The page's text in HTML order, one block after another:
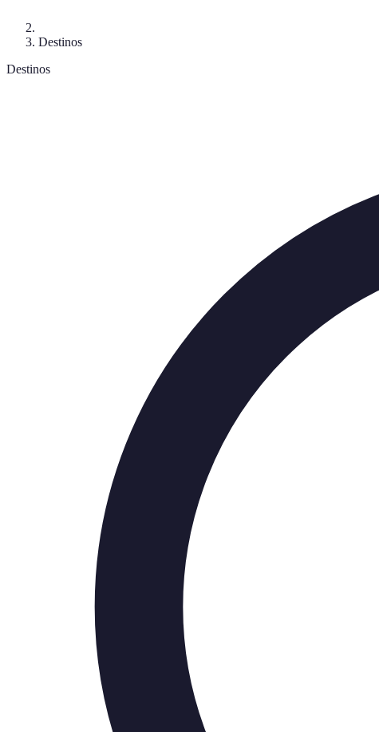
Destinos
Destinos